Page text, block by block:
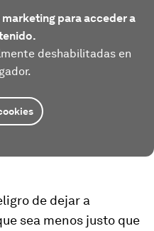
para acceder a
deshabilitadas en
de dejar a
sea menos justo que